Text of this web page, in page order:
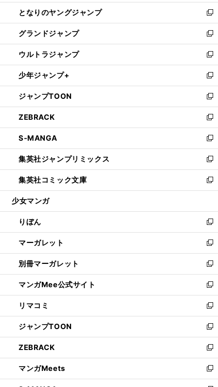
開
く
ン
ド
ウ
で
開
く
ウ
ィ
ン
ド
ウ
で
開
く
し
い
ウ
ィ
ン
ド
ウ
で
開
く
となりのヤングジャンプ
新
し
い
ウ
ィ
ン
ド
ウ
で
開
く
グランドジャンプ
新
し
い
ウ
ィ
ン
ド
ウ
で
開
く
ウルトラジャンプ
新
し
い
ウ
ィ
ン
ド
ウ
で
開
く
少年ジャンプ+
新
し
い
ウ
ィ
ン
ド
ウ
で
開
く
ジャンプTOON
新
し
い
ウ
ィ
ン
ド
ウ
で
開
ZEBRACK
新
し
い
ウ
ィ
ン
ド
ウ
開
く
S-MANGA
新
し
い
ウ
ィ
ン
ウ
で
開
く
集英社ジャンプリミックス
新
し
い
ウ
ン
ド
ウ
で
開
く
集英社コミック文庫
新
し
ウ
ィ
ン
ド
ウ
で
開
く
少女マンガ
りぼん
新
し
い
ウ
ィ
ン
ド
ウ
で
開
く
マーガレット
新
し
い
ウ
ィ
ン
ド
ウ
で
開
く
別冊マーガレット
新
し
い
ウ
ィ
ン
ド
ウ
で
開
く
マンガMee公式サイト
新
し
い
ウ
ィ
ン
ド
ウ
で
開
リマコミ
新
し
い
ウ
ィ
ン
ド
ウ
ジャンプTOON
新
し
い
ウ
ィ
ン
ZEBRACK
新
し
い
ウ
マンガMeets
新
し